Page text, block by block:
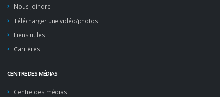
Nous joindre
Télécharger une vidéo/photos
Liens utiles
Carrières
CENTRE DES MÉDIAS
Centre des médias